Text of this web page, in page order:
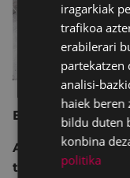
EMGE DOMEKA
A TUTI PLAIN
taldea da .
iragarkiak
trafikoa
erabilerari
partekatzen
analisi-
haiek beren
bildu duten
konbina
politika